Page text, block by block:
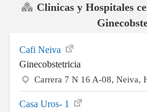
Clinicas y Hospitales
Cafi Neiva
Ginecobstetricia
Carrera 7 N 16 A-08, Neiva,
Casa Uros- 1